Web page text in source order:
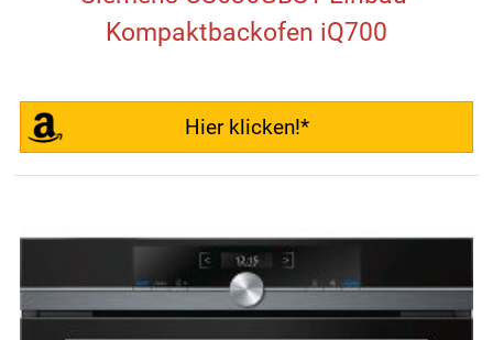
Kompaktbackofen iQ700
Hier klicken!*